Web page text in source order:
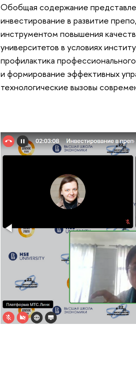
Обобщая содержание
инвестирование в развитие
инструментом повышения
университетов в условиях
профилактика
и формирование эффективных
технологические вызовы